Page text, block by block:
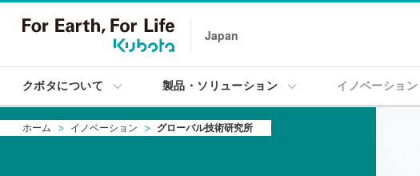
Japan
クボタについて 製品・ソリューション イノベーション
ホーム イノベーション グローバル技術研究所